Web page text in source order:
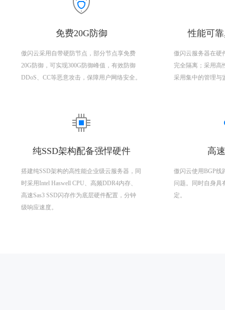
免费20G防御
傲闪云采用自带硬防节点，部分节点享免费
20G防御，可实现300G防御峰值，有效防御
DDoS、CC等恶意攻击，保障用户网络安全。
性能可
傲闪云服务器在硬
完全隔离；采用高
采用集中的管理与
纯SSD架构配备强悍硬件
搭建纯SSD架构的高性能企业级云服务器，同
时采用Intel Haswell CPU、高频DDR4内存、
高速Sas3 SSD闪存作为底层硬件配置，分钟
级响应速度。
高
傲闪云使用BGP线
问题。同时自身具
定。